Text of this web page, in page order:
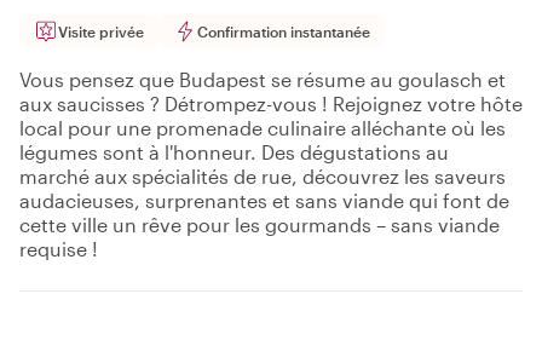
Visite privée Confirmation instantanée
Vous pensez que Budapest se résume au goulasch et
aux saucisses ? Détrompez-vous ! Rejoignez votre hôte
local pour une promenade culinaire alléchante où les
légumes sont à l'honneur. Des dégustations au
marché aux spécialités de rue, découvrez les saveurs
audacieuses, surprenantes et sans viande qui font de
cette ville un rêve pour les gourmands – sans viande
requise !